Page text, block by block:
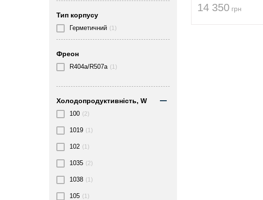
Тип корпусу
Герметичний (1)
Фреон
R404а/R507а (1)
Холодопродуктивність, W
100 (2)
1019 (1)
102 (1)
1035 (2)
1038 (1)
105 (1)
14 350 грн